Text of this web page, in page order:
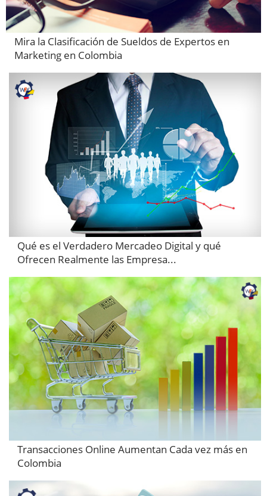
Mira la Clasificación de Sueldos de Expertos en
Marketing en Colombia
Qué es el Verdadero Mercadeo Digital y qué
Ofrecen Realmente las Empresa...
Transacciones Online Aumentan Cada vez más en
Colombia